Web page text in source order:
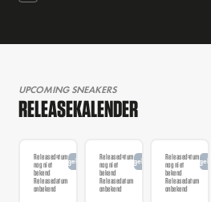
UPCOMING SNEAKERS
RELEASEKALENDER
Releasedatum
nog niet
bekend
Releasedatum
onbekend
AangekondigdReleasedatum
nog niet
bekend
Releasedatum
onbekend
AangekondigdReleasedatum
nog niet
bekend
Releasedatum
onbekend